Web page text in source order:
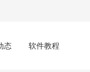
态 软件教程